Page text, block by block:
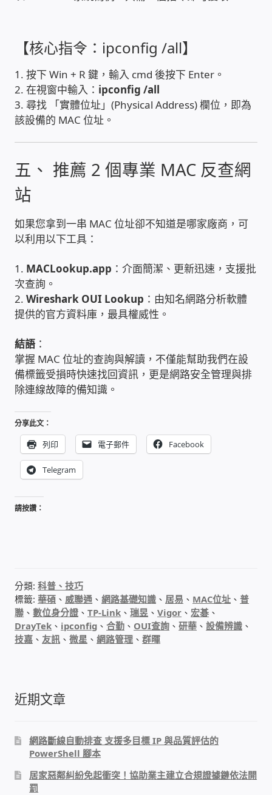
網路 工具 軟體 手冊
監視器安裝維修
監視器DIY
昇銳電子(HI SHARP)智慧科技
太陽能系統監視器
監視器 信和 TBC 固定IP
監視器RS485開門開鐵門開燈開保全
監控健檢‧舊換新專案
監視器異地備份備援
監控安防 工具 軟體 手冊
電話總機 對講機
迅時數位網路電話總機
通航國際(Tonnet)
DCS 數位通訊系統
網路型門口視訊對講機
電話 工具 軟體 手冊
【核心指令：ipconfig /all】
1. 按下 Win + R 鍵，輸入 cmd 後按下 Enter。
2. 在視窗中輸入： ipconfig /all
3. 尋找 「實體位址」(Physical Address) 欄位，即為
該設備的 MAC 位址。
五、 推薦 2 個專業 MAC 反查網
站
如果您拿到一串 MAC 位址卻不知道是哪家廠商，可
以利用以下工具：
1. MACLookup.app ：介面簡潔、更新迅速，支援批
次查詢。
2.Wireshark OUI Lookup ：由知名網路分析軟體
提供的官方資料庫，最具權威性。
結語 ：
掌握 MAC 位址的查詢與解讀，不僅能幫助我們在設
備標籤受損時快速找回資訊，更是網路安全管理與排
除連線故障的備知識。
分享此文：
列印 電子郵件 Facebook
Telegram
請按讚：
分類:科普、技巧
標籤:華碩 、 威聯通 、網路基礎知識 、 居易 、 MAC位址 、普
聯 、數位身分證 、TP-Link 、瑞昱 、Vigor 、宏碁 、
DrayTek 、 ipconfig 、合勤 、 OUI查詢 、研華 、設備辨識 、
技嘉 、 友訊 、微星 、網路管理 、群暉
近期文章
網路斷線自動排查 支援多目標 IP 與品質評估的
PowerShell 腳本
居家惡鄰糾紛免起衝突！協助業主建立合規證據鏈依法開
罰